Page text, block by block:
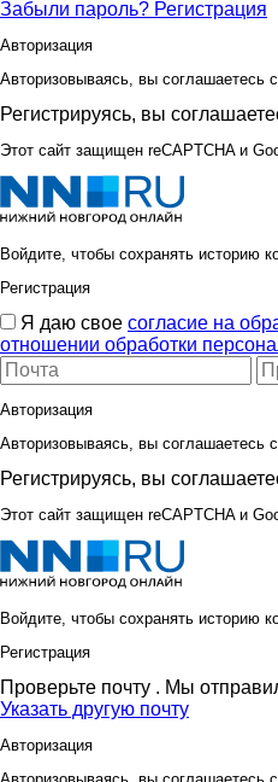
Забыли пароль? Регистрация
Авторизация
Авторизовываясь, вы соглашаетесь с
Регистрируясь, вы
Этот сайт защищен reCAPTCHA и
Войдите, чтобы сохранять историю
Регистрация
Я даю свое согласие на
отношении обработки
Авторизация
Авторизовываясь, вы соглашаетесь с
Регистрируясь, вы
Этот сайт защищен reCAPTCHA и
Войдите, чтобы сохранять историю
Регистрация
Проверьте почту . Мы
Указать другую почту
Авторизация